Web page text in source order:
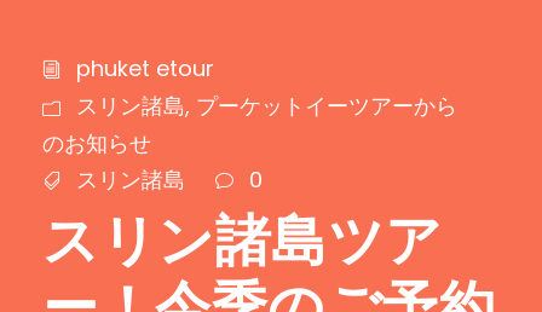
phuket etour
スリン諸島, プーケットイーツアーから
のお知らせ
スリン諸島
0
スリン諸島ツア